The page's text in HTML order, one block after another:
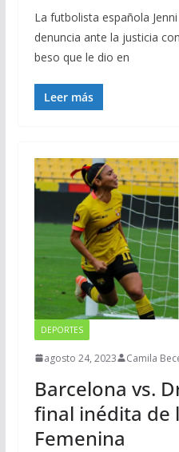
La futbolista española
denuncia ante la justicia
beso que le dio en
Leer más
DEPORTES
agosto 24, 2023 Camila
Barcelona vs.
final inédita de
Femenina